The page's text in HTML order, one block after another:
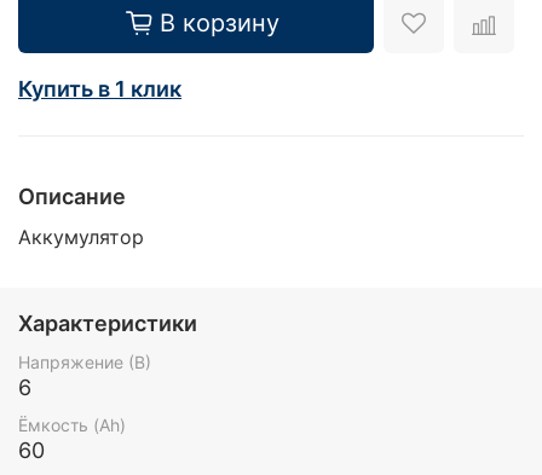
В корзину
Купить в 1 клик
Описание
Аккумулятор
Характеристики
Напряжение (В)
6
Ёмкость (Ah)
60